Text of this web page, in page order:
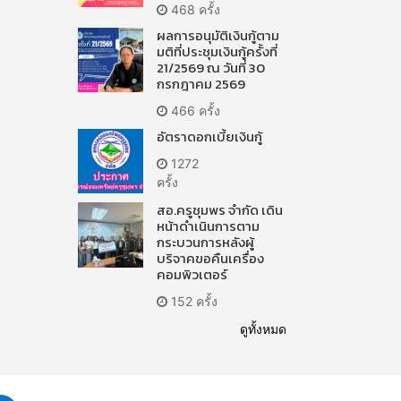
468 ครั้ง
ผลการอนุมัติเงินกู้ตาม
มติที่ประชุมเงินกู้ครั้งที่
21/2569 ณ วันที่ 30
กรกฎาคม 2569
466 ครั้ง
อัตราดอกเบี้ยเงินกู้
1272
ครั้ง
สอ.ครูชุมพร จำกัด เดิน
หน้าดำเนินการตาม
กระบวนการหลังผู้
บริจาคขอคืนเครื่อง
คอมพิวเตอร์
152 ครั้ง
ดูทั้งหมด